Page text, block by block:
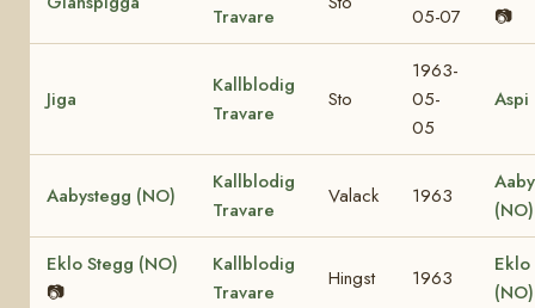
Travare
05-07
📷
Jiga
Kallblodig
Travare
Sto
1963-
05-
05
Aspi
Aabystegg (NO)
Kallblodig
Travare
Valack 1963
(NO)
Eklo Stegg (NO)
📷
Kallblodig
Travare
Hingst 1963